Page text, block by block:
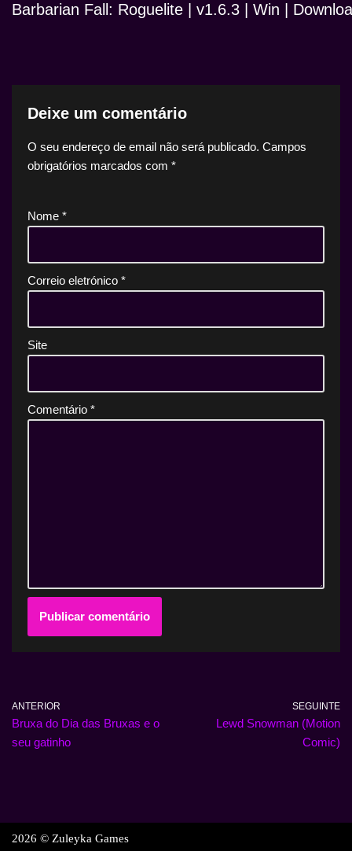
Barbarian Fall: Roguelite | v1.6.3 | Win |
Deixe um comentário
O seu endereço de email não será publicado. Campos
obrigatórios marcados com *
Nome *
Correio eletrónico *
Site
Comentário *
ANTERIOR
Bruxa do Dia das Bruxas e o
seu gatinho
SEGUINTE
Lewd Snowman (Motion
Comic)
2026 © Zuleyka Games